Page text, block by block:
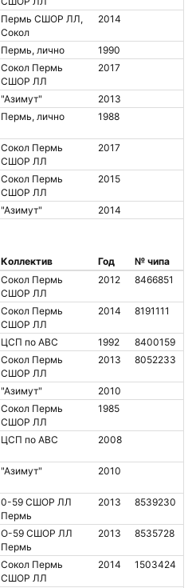
Пермь СШОР ЛЛ,
Сокол
2014
Пермь, лично
1990
Сокол Пермь
СШОР ЛЛ
2017
"Азимут"
2013
Пермь, лично 1988
Сокол Пермь
СШОР ЛЛ
2017
Сокол Пермь
СШОР ЛЛ
2015
"Азимут" 2014
Коллектив Год
№ чипа
Сокол Пермь
СШОР ЛЛ
2012 8466851
Сокол Пермь
СШОР ЛЛ
2014 8191111
ЦСП по АВС 1992
8400159
Сокол Пермь
СШОР ЛЛ
2013 8052233
"Азимут"
2010
Сокол Пермь
СШОР ЛЛ
1985
ЦСП по АВС 2008
"Азимут" 2010
0-59 СШОР ЛЛ
Пермь
2013 8539230
O-59 СШОР ЛЛ
Пермь
2013 8535728
Сокол Пермь
СШОР ЛЛ
2014 1503424